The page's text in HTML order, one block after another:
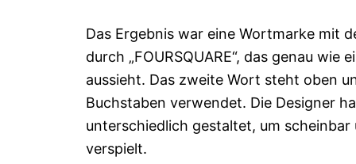
Das Ergebnis war eine Wortmarke mit
durch „FOURSQUARE“, das genau
aussieht. Das zweite Wort steht oben
Buchstaben verwendet. Die Designer
unterschiedlich gestaltet, um
verspielt.